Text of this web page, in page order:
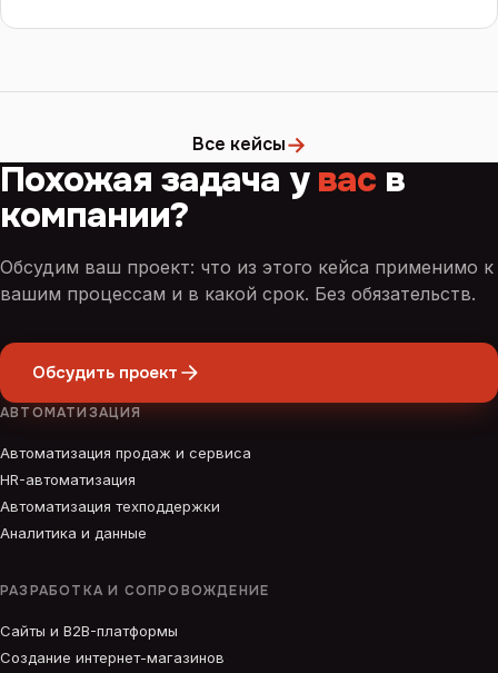
Все кейсы→
Похожая задача увасв
компании?
Обсудим ваш проект: что из этого кейса применимо к
вашим процессам и в какой срок. Без обязательств.
Обсудить проект
АВТОМАТИЗАЦИЯ
Автоматизация продаж и сервиса
HR-автоматизация
Автоматизация техподдержки
Аналитика и данные
РАЗРАБОТКА И СОПРОВОЖДЕНИЕ
Сайты и B2B-платформы
Создание интернет-магазинов